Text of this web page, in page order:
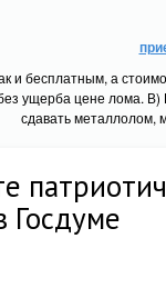
бесплатным, а
ущерба цене лома.
сдавать металлолом,
Госдуме